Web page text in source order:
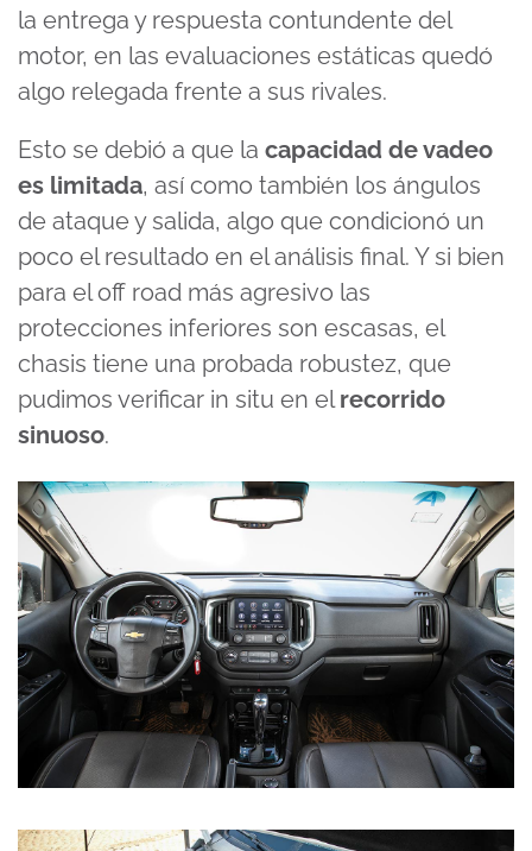
la entrega y respuesta contundente del
motor, en las evaluaciones estáticas quedó
algo relegada frente a sus rivales.
Esto se debió a que la capacidad de vadeo
es limitada, así como también los ángulos
de ataque y salida, algo que condicionó un
poco el resultado en el análisis final. Y si bien
para el off road más agresivo las
protecciones inferiores son escasas, el
chasis tiene una probada robustez, que
pudimos verificar in situ en elrecorrido
sinuoso.